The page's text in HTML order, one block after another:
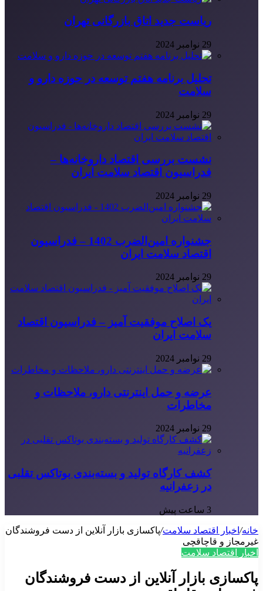
ریاست جدید اتاق بازرگانی تهران
29 نوامبر 2024
تحلیل برنامه هفتم توسعه در حوزه دارو و
سلامت
29 نوامبر 2024
نشست بررسی اقتصاد داروخانه‌ها –
فدراسیون اقتصاد سلامت ایران
29 نوامبر 2024
جشنواره امین‌الضرب 1402 – فدراسیون
اقتصاد سلامت ایران
29 نوامبر 2024
یک اصلاح موفقیت آمیز – فدراسیون اقتصاد
سلامت ایران
29 نوامبر 2024
عرضه و حمل اینترنتی دارو، ملاحظات و
مخاطرات
29 نوامبر 2024
کشف کارگاه تولید و بسته‌بندی بوتاکس تقلبی
در زعفرانیه
3 ساعت پیش
خانه/ اخبار اقتصاد سلامت/پاکسازی بازار آنلاین از دست فروشندگان
غیرمجاز و قاچاقچی
اخبار اقتصاد سلامت
پاکسازی بازار آنلاین از دست فروشندگان